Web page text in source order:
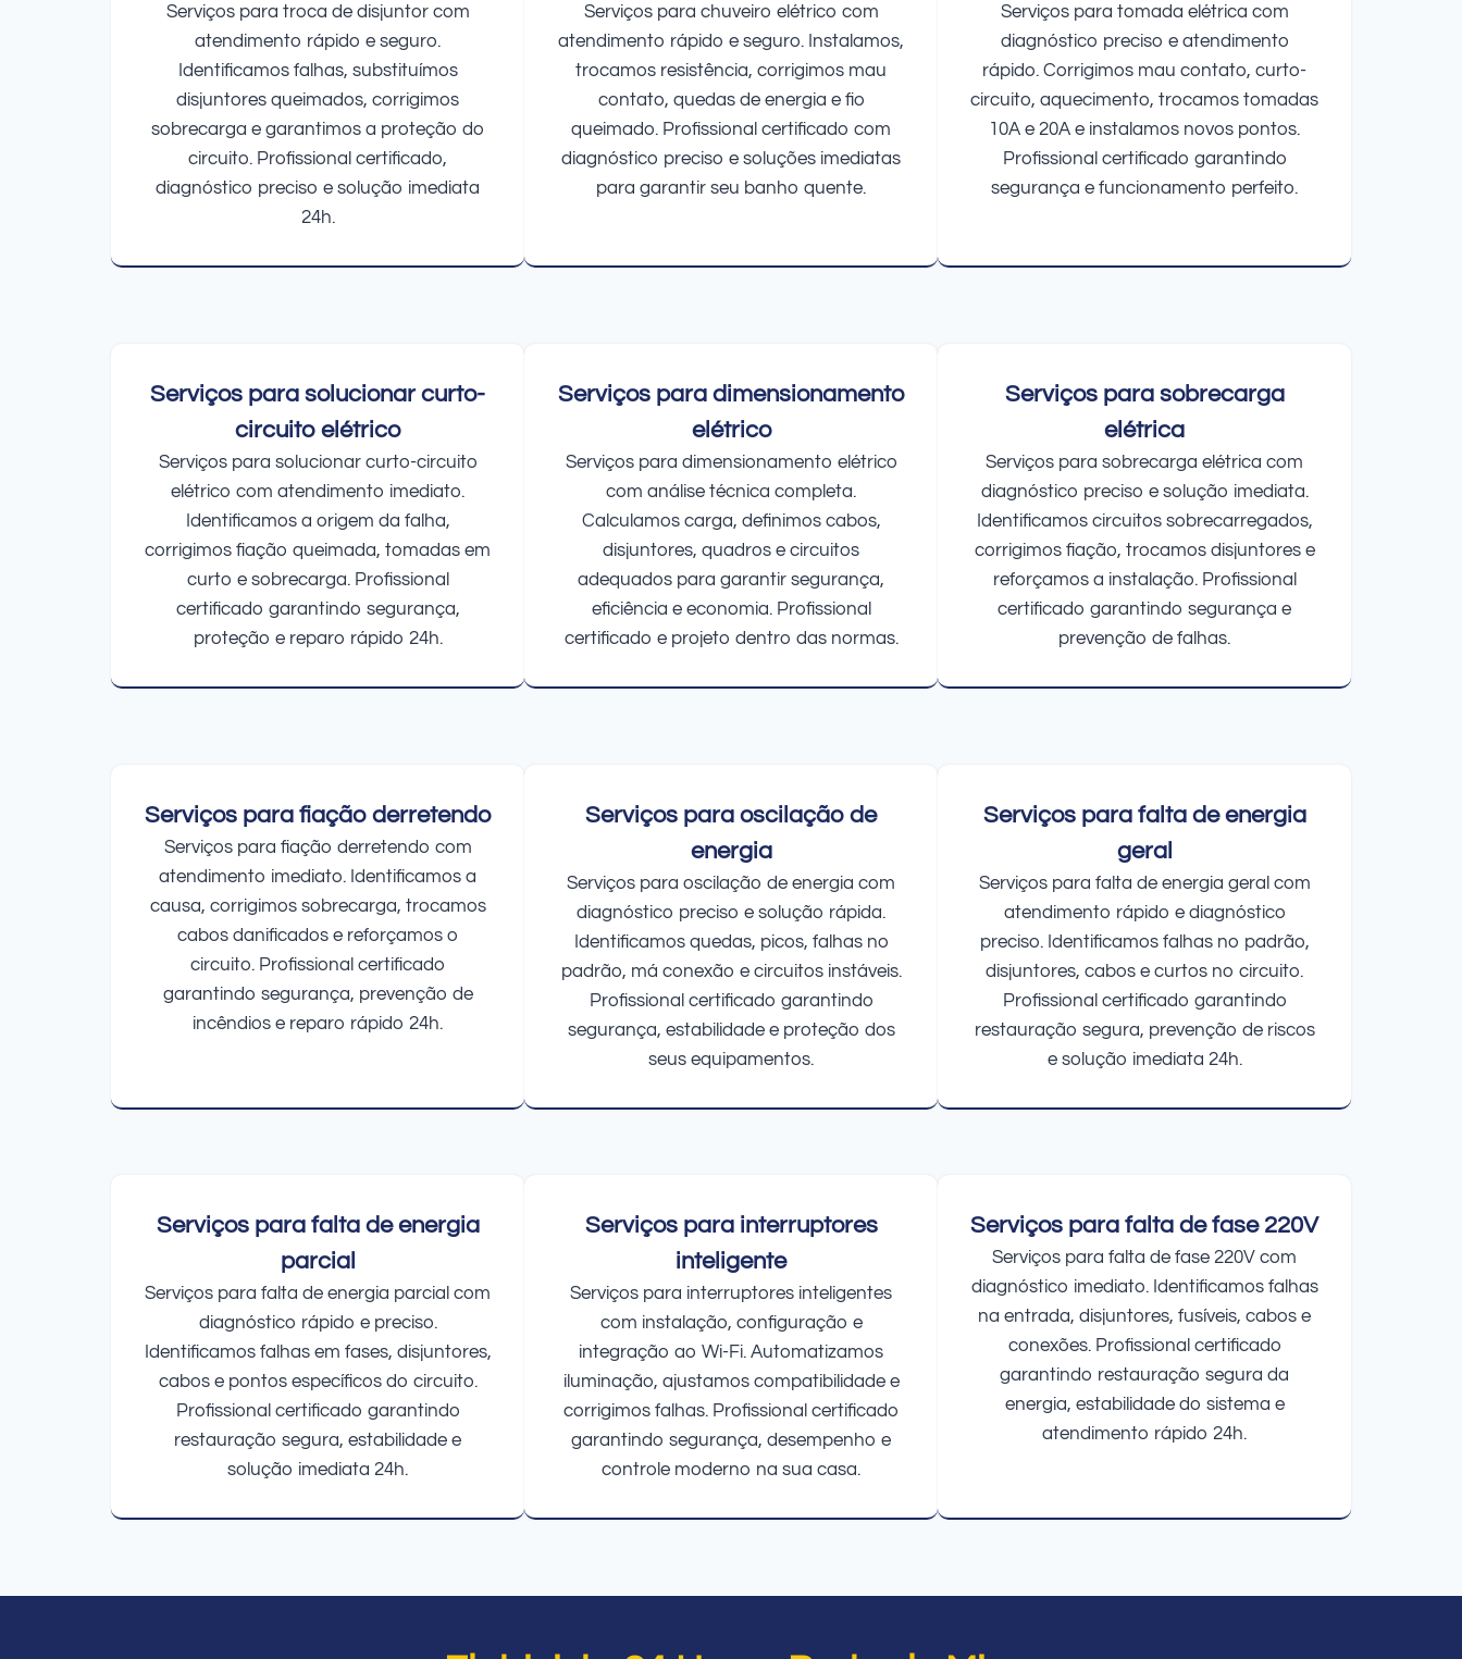
Serviços para troca de disjuntor com
atendimento rápido e seguro.
Identificamos falhas, substituímos
disjuntores queimados, corrigimos
sobrecarga e garantimos a proteção do
circuito. Profissional certificado,
diagnóstico preciso e solução imediata
24h.
Serviços para chuveiro elétrico com
atendimento rápido e seguro. Instalamos,
trocamos resistência, corrigimos mau
contato, quedas de energia e fio
queimado. Profissional certificado com
diagnóstico preciso e soluções imediatas
para garantir seu banho quente.
Serviços para tomada elétrica com
diagnóstico preciso e atendimento
rápido. Corrigimos mau contato, curto-
circuito, aquecimento, trocamos tomadas
10A e 20A e instalamos novos pontos.
Profissional certificado garantindo
segurança e funcionamento perfeito.
Serviços para solucionar curto-
circuito elétrico
Serviços para solucionar curto-circuito
elétrico com atendimento imediato.
Identificamos a origem da falha,
corrigimos fiação queimada, tomadas em
curto e sobrecarga. Profissional
certificado garantindo segurança,
proteção e reparo rápido 24h.
Serviços para dimensionamento
elétrico
Serviços para dimensionamento elétrico
com análise técnica completa.
Calculamos carga, definimos cabos,
disjuntores, quadros e circuitos
adequados para garantir segurança,
eficiência e economia. Profissional
certificado e projeto dentro das normas.
Serviços para sobrecarga
elétrica
Serviços para sobrecarga elétrica com
diagnóstico preciso e solução imediata.
Identificamos circuitos sobrecarregados,
corrigimos fiação, trocamos disjuntores e
reforçamos a instalação. Profissional
certificado garantindo segurança e
prevenção de falhas.
Serviços para fiação derretendo
Serviços para fiação derretendo com
atendimento imediato. Identificamos a
causa, corrigimos sobrecarga, trocamos
cabos danificados e reforçamos o
circuito. Profissional certificado
garantindo segurança, prevenção de
incêndios e reparo rápido 24h.
Serviços para oscilação de
energia
Serviços para oscilação de energia com
diagnóstico preciso e solução rápida.
Identificamos quedas, picos, falhas no
padrão, má conexão e circuitos instáveis.
Profissional certificado garantindo
segurança, estabilidade e proteção dos
seus equipamentos.
Serviços para falta de energia
geral
Serviços para falta de energia geral com
atendimento rápido e diagnóstico
preciso. Identificamos falhas no padrão,
disjuntores, cabos e curtos no circuito.
Profissional certificado garantindo
restauração segura, prevenção de riscos
e solução imediata 24h.
Serviços para falta de energia
parcial
Serviços para falta de energia parcial com
diagnóstico rápido e preciso.
Identificamos falhas em fases, disjuntores,
cabos e pontos específicos do circuito.
Profissional certificado garantindo
restauração segura, estabilidade e
solução imediata 24h.
Serviços para interruptores
inteligente
Serviços para interruptores inteligentes
com instalação, configuração e
integração ao Wi-Fi. Automatizamos
iluminação, ajustamos compatibilidade e
corrigimos falhas. Profissional certificado
garantindo segurança, desempenho e
controle moderno na sua casa.
Serviços para falta de fase 220V
Serviços para falta de fase 220V com
diagnóstico imediato. Identificamos falhas
na entrada, disjuntores, fusíveis, cabos e
conexões. Profissional certificado
garantindo restauração segura da
energia, estabilidade do sistema e
atendimento rápido 24h.